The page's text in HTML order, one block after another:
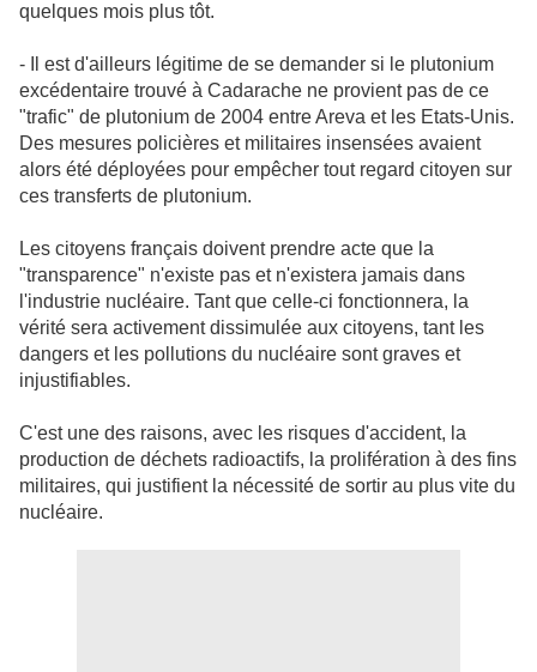
quelques mois plus tôt.
- Il est d'ailleurs légitime de se demander si le plutonium
excédentaire trouvé à Cadarache ne provient pas de ce
"trafic" de plutonium de 2004 entre Areva et les Etats-Unis.
Des mesures policières et militaires insensées avaient
alors été déployées pour empêcher tout regard citoyen sur
ces transferts de plutonium.
Les citoyens français doivent prendre acte que la
"transparence" n'existe pas et n'existera jamais dans
l'industrie nucléaire. Tant que celle-ci fonctionnera, la
vérité sera activement dissimulée aux citoyens, tant les
dangers et les pollutions du nucléaire sont graves et
injustifiables.
C'est une des raisons, avec les risques d'accident, la
production de déchets radioactifs, la prolifération à des fins
militaires, qui justifient la nécessité de sortir au plus vite du
nucléaire.